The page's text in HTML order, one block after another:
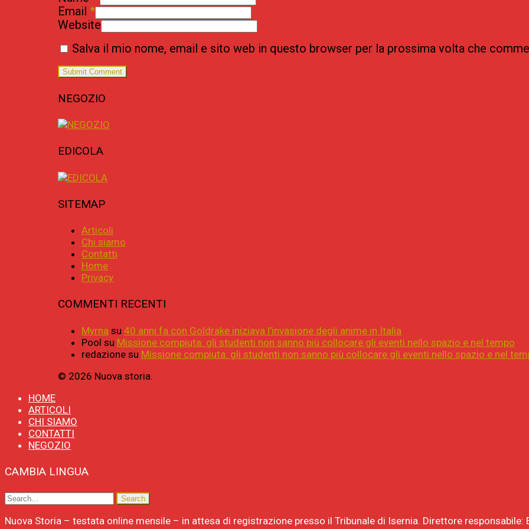
Email *
Website
Salva il mio nome, email e sito web in questo browser per la prossima volta che
NEGOZIO
EDICOLA
SITEMAP
Articoli
Chi siamo
Contatti
Home
Privacy
COMMENTI RECENTI
Myrna su 40 anni fa con Goldrake iniziava l’invasione degli anime in Italia
Pool su Missione compiuta: gli studenti non sanno più collocare gli eventi nello spazio e nel tempo
redazione su Missione compiuta: gli studenti non sanno più collocare gli eventi nello spazio e nel
© 2026 Nuova storia.
HOME
ARTICOLI
CHI SIAMO
CONTATTI
NEGOZIO
CAMBIA LINGUA
Nuova Storia – testata online mensile – in attesa di registrazione presso il Tribunale di Isernia. Direttore responsabile: